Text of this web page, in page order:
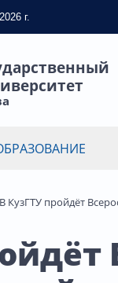
г.
В КузГТУ пройдёт